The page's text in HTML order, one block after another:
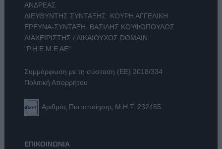
ΑΝΔΡΕΑΣ
ΔΙΕΥΘΥΝΤΗΣ ΣΥΝΤΑΞΗΣ: ΚΟΥΡΗ ΑΓΓΕΛΙΚΗ
ΕΡΕΥΝΑ-ΣΥΝΤΑΞΗ: ΒΑΣΙΛΗΣ ΚΟΥΦΟΠΟΥΛΟΣ
ΔΙΑΧΕΙΡΙΣΤΗΣ / ΔΙΚΑΙΟΥΧΟΣ DOMAIN:
"Ρ.Η.Ε.Μ.Ε ΑΕ"
Συμμόρφωση με τη σύσταση (ΕΕ) 2018/334
Πολιτική Απορρήτου
Αριθμός Πιστοποίησης Μ.Η.Τ. 232455
ΕΠΙΚΟΙΝΩΝΙΑ